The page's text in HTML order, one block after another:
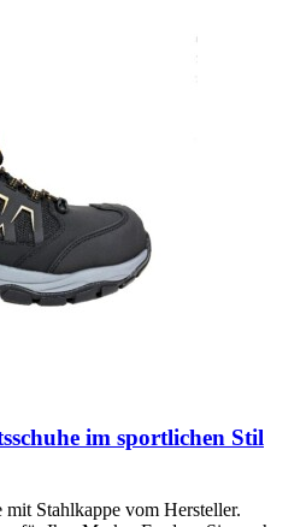
im sportlichen Stil
Stahlkappe vom Hersteller.